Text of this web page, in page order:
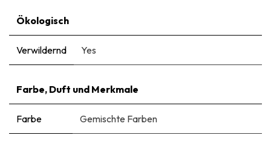
Ökologisch
Verwildernd Yes
Farbe, Duft und Merkmale
Farbe Gemischte Farben